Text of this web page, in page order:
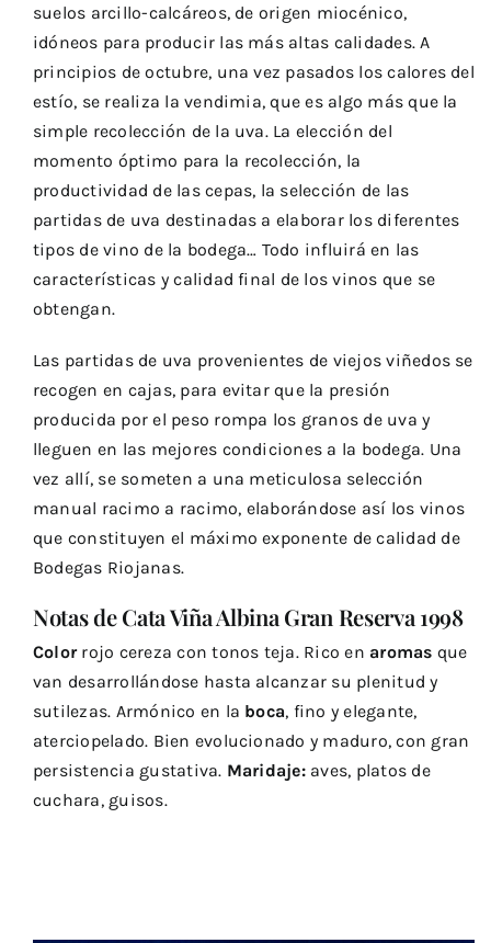
suelos arcillo-calcáreos, de origen miocénico,
idóneos para producir las más altas calidades. A
principios de octubre, una vez pasados los calores del
estío, se realiza la vendimia, que es algo más que la
simple recolección de la uva. La elección del
momento óptimo para la recolección, la
productividad de las cepas, la selección de las
partidas de uva destinadas a elaborar los diferentes
tipos de vino de la bodega… Todo influirá en las
características y calidad final de los vinos que se
obtengan.
Las partidas de uva provenientes de viejos viñedos se
recogen en cajas, para evitar que la presión
producida por el peso rompa los granos de uva y
lleguen en las mejores condiciones a la bodega. Una
vez allí, se someten a una meticulosa selección
manual racimo a racimo, elaborándose así los vinos
que constituyen el máximo exponente de calidad de
Bodegas Riojanas.
Notas de Cata Viña Albina Gran Reserva 1998
Colorrojo cereza con tonos teja. Rico en aromas que
van desarrollándose hasta alcanzar su plenitud y
sutilezas. Armónico en la boca, fino y elegante,
aterciopelado. Bien evolucionado y maduro, con gran
persistencia gustativa. Maridaje:aves, platos de
cuchara, guisos.